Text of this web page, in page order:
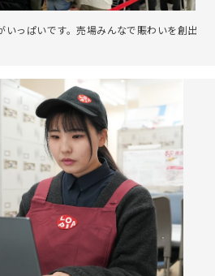
いっぱいです。売場みんなで賑わいを創出